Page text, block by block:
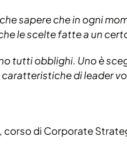
sapere che in ogni
le scelte fatte a un
tutti obblighi. Uno è
di leader
corso di Corporate